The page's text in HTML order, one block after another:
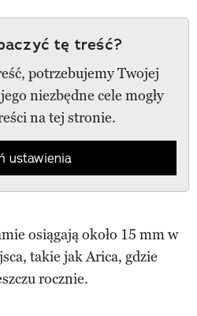
tę treść?
potrzebujemy Twojej
niezbędne cele mogły
na tej stronie.
ustawienia
osiągają około 15 mm w
takie jak Arica, gdzie
rocznie.